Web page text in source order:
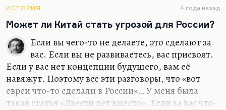
почему еврейство всегда играет такую роль в
российской политической истории? Потому что
большинство российского населения, русского
населения, видимо, почему-то воздерживается от
того, чтобы участвовать…
ИСТОРИЯ 4 года назад
Может ли Китай стать угрозой для России?
Если вы чего-то не делаете, это сделают за
вас. Если вы не развиваетесь, вас присвоят.
Если у вас нет концепции будущего, вам её
навяжут. Поэтому все эти разговоры, что «вот
евреи что-то сделали в России»… У меня была
такая статья «Двести лет вместо». Если за вас что-